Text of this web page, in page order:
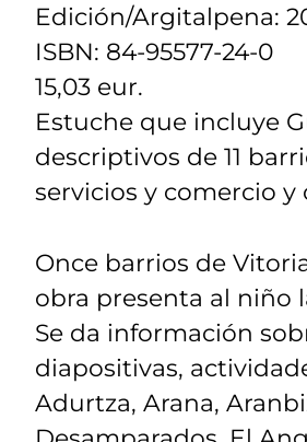
Edición/Argitalpena:
ISBN: 84-95577-24-0
15,03 eur.
Estuche que incluye
descriptivos de 11
servicios y comercio
Once barrios de
obra presenta al niño
Se da información
diapositivas,
Adurtza, Arana,